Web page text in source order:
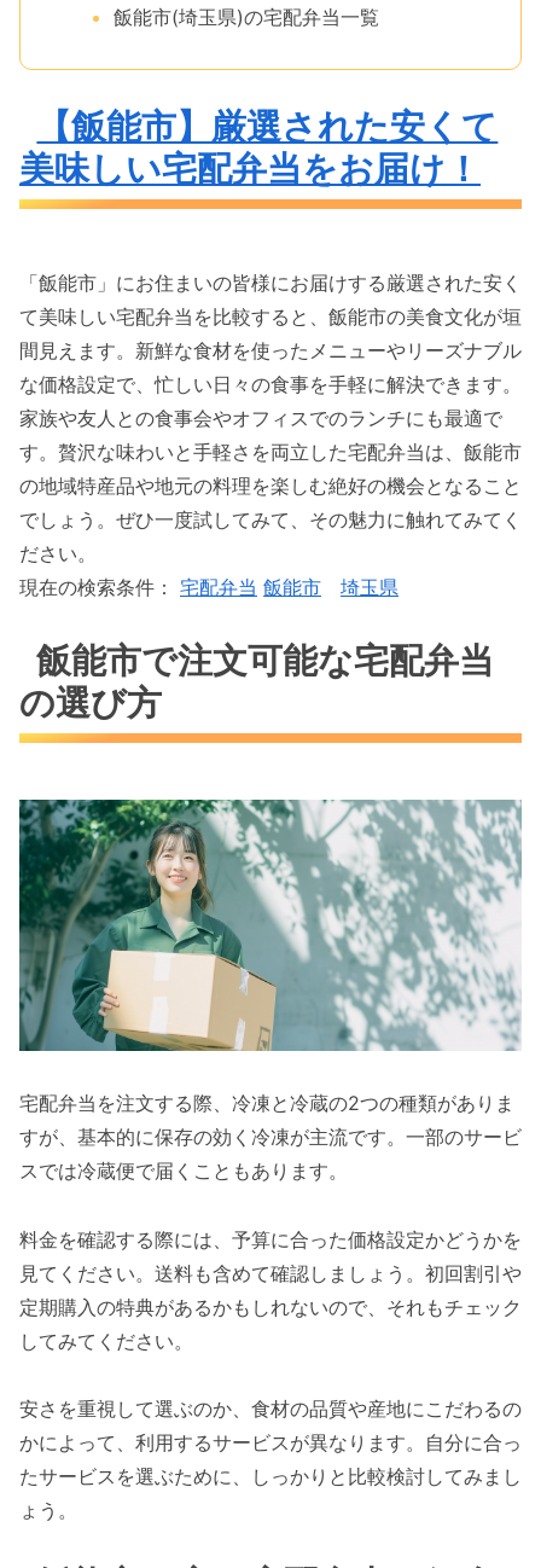
飯能市(埼玉県)の宅配弁当一覧
【飯能市】厳選された安くて
美味しい宅配弁当をお届け！
「飯能市」にお住まいの皆様にお届けする厳選された安く
て美味しい宅配弁当を比較すると、飯能市の美食文化が垣
間見えます。新鮮な食材を使ったメニューやリーズナブル
な価格設定で、忙しい日々の食事を手軽に解決できます。
家族や友人との食事会やオフィスでのランチにも最適で
す。贅沢な味わいと手軽さを両立した宅配弁当は、飯能市
の地域特産品や地元の料理を楽しむ絶好の機会となること
でしょう。ぜひ一度試してみて、その魅力に触れてみてく
ださい。
現在の検索条件： 宅配弁当 飯能市 埼玉県
飯能市で注文可能な宅配弁当
の選び方
宅配弁当を注文する際、冷凍と冷蔵の2つの種類がありま
すが、基本的に保存の効く冷凍が主流です。一部のサービ
スでは冷蔵便で届くこともあります。
料金を確認する際には、予算に合った価格設定かどうかを
見てください。送料も含めて確認しましょう。初回割引や
定期購入の特典があるかもしれないので、それもチェック
してみてください。
安さを重視して選ぶのか、食材の品質や産地にこだわるの
かによって、利用するサービスが異なります。自分に合っ
たサービスを選ぶために、しっかりと比較検討してみまし
ょう。